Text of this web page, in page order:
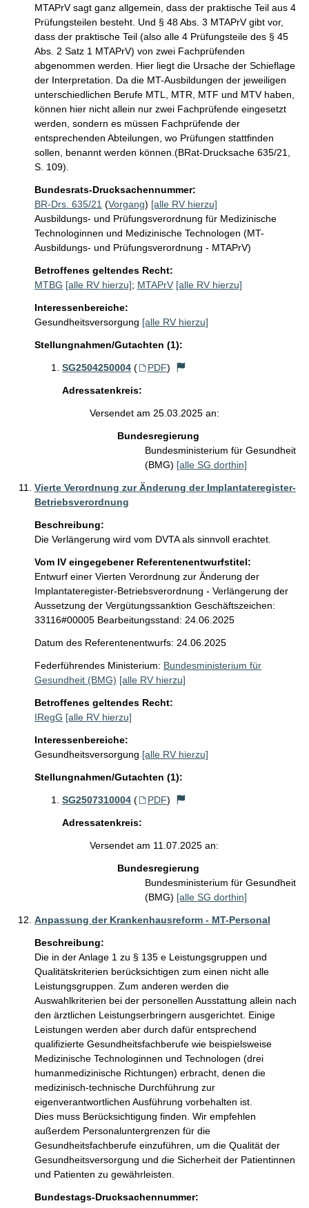
MTAPrV sagt ganz allgemein, dass der praktische Teil aus 4
Prüfungsteilen besteht. Und § 48 Abs. 3 MTAPrV gibt vor,
dass der praktische Teil (also alle 4 Prüfungsteile des § 45
Abs. 2 Satz 1 MTAPrV) von zwei Fachprüfenden
abgenommen werden. Hier liegt die Ursache der Schieflage
der Interpretation. Da die MT-Ausbildungen der jeweiligen
unterschiedlichen Berufe MTL, MTR, MTF und MTV haben,
können hier nicht allein nur zwei Fachprüfende eingesetzt
werden, sondern es müssen Fachprüfende der
entsprechenden Abteilungen, wo Prüfungen stattfinden
sollen, benannt werden können.(BRat-Drucksache 635/21,
S. 109).
Bundesrats-Drucksachennummer:
BR-Drs. 635/21 (Vorgang) [alle RV hierzu]
Ausbildungs- und Prüfungsverordnung für Medizinische
Technologinnen und Medizinische Technologen (MT-
Ausbildungs- und Prüfungsverordnung - MTAPrV)
Betroffenes geltendes Recht:
MTBG [alle RV hierzu]; MTAPrV [alle RV hierzu]
Interessenbereiche:
Gesundheitsversorgung [alle RV hierzu]
Stellungnahmen/Gutachten (1):
SG2504250004 ( PDF)
Adressatenkreis:
Versendet am 25.03.2025 an:
Bundesregierung
Bundesministerium für Gesundheit
(BMG) [alle SG dorthin]
Vierte Verordnung zur Änderung der Implantateregister-
Betriebsverordnung
Beschreibung:
Vom IV eingegebener Referentenentwurfstitel:
Entwurf einer Vierten Verordnung zur Änderung der
Implantateregister-Betriebsverordnung - Verlängerung der
Aussetzung der Vergütungssanktion Geschäftszeichen:
33116#00005 Bearbeitungsstand: 24.06.2025
Datum des Referentenentwurfs: 24.06.2025
Federführendes Ministerium: Bundesministerium für
Gesundheit (BMG) [alle RV hierzu]
Betroffenes geltendes Recht:
IRegG [alle RV hierzu]
Interessenbereiche:
Gesundheitsversorgung [alle RV hierzu]
Stellungnahmen/Gutachten (1):
SG2507310004 ( PDF)
Adressatenkreis:
Versendet am 11.07.2025 an:
Bundesregierung
Bundesministerium für Gesundheit
(BMG) [alle SG dorthin]
Anpassung der Krankenhausreform - MT-Personal
Beschreibung:
Die in der Anlage 1 zu § 135 e Leistungsgruppen und
Qualitätskriterien berücksichtigen zum einen nicht alle
Leistungsgruppen. Zum anderen werden die
Auswahlkriterien bei der personellen Ausstattung allein nach
den ärztlichen Leistungserbringern ausgerichtet. Einige
Leistungen werden aber durch dafür entsprechend
qualifizierte Gesundheitsfachberufe wie beispielsweise
Medizinische Technologinnen und Technologen (drei
humanmedizinische Richtungen) erbracht, denen die
medizinisch-technische Durchführung zur
eigenverantwortlichen Ausführung vorbehalten ist.
Dies muss Berücksichtigung finden. Wir empfehlen
außerdem Personaluntergrenzen für die
Gesundheitsfachberufe einzuführen, um die Qualität der
Gesundheitsversorgung und die Sicherheit der Patientinnen
und Patienten zu gewährleisten.
Bundestags-Drucksachennummer: